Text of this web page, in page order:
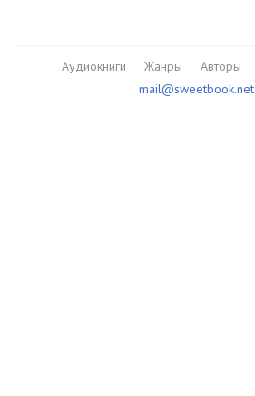
Аудиокниги Жанры Авторы
mail@sweetbook.net